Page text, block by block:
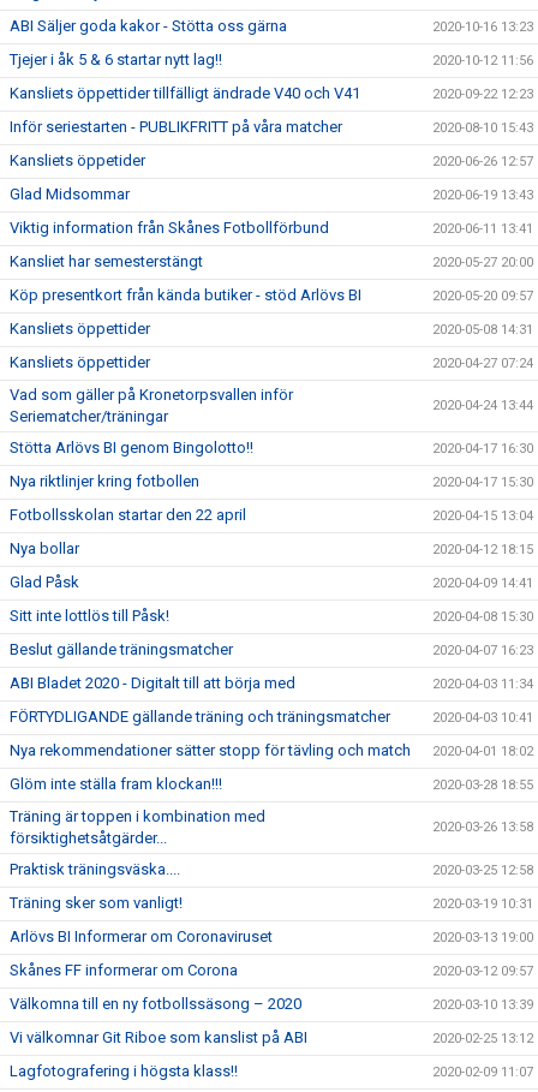
ABI Säljer goda kakor - Stötta oss gärna 2020-10-16 13:23
Tjejer i åk 5 & 6 startar nytt lag!! 2020-10-12 11:56
Kansliets öppettider tillfälligt ändrade V40 och V41 2020-09-22 12:23
Inför seriestarten - PUBLIKFRITT på våra matcher 2020-08-10 15:43
Kansliets öppetider 2020-06-26 12:57
Glad Midsommar 2020-06-19 13:43
Viktig information från Skånes Fotbollförbund 2020-06-11 13:41
Kansliet har semesterstängt 2020-05-27 20:00
Köp presentkort från kända butiker - stöd Arlövs BI 2020-05-20 09:57
Kansliets öppettider 2020-05-08 14:31
Kansliets öppettider 2020-04-27 07:24
Vad som gäller på Kronetorpsvallen inför
Seriematcher/träningar
2020-04-24 13:44
Stötta Arlövs BI genom Bingolotto!! 2020-04-17 16:30
Nya riktlinjer kring fotbollen 2020-04-17 15:30
Fotbollsskolan startar den 22 april 2020-04-15 13:04
Nya bollar 2020-04-12 18:15
Glad Påsk 2020-04-09 14:41
Sitt inte lottlös till Påsk! 2020-04-08 15:30
Beslut gällande träningsmatcher 2020-04-07 16:23
ABI Bladet 2020 - Digitalt till att börja med 2020-04-03 11:34
FÖRTYDLIGANDE gällande träning och träningsmatcher 2020-04-03 10:41
Nya rekommendationer sätter stopp för tävling och match 2020-04-01 18:02
Glöm inte ställa fram klockan!!! 2020-03-28 18:55
Träning är toppen i kombination med
försiktighetsåtgärder...
2020-03-26 13:58
Praktisk träningsväska.... 2020-03-25 12:58
Träning sker som vanligt! 2020-03-19 10:31
Arlövs BI Informerar om Coronaviruset 2020-03-13 19:00
Skånes FF informerar om Corona 2020-03-12 09:57
Välkomna till en ny fotbollssäsong – 2020 2020-03-10 13:39
Vi välkomnar Git Riboe som kanslist på ABI 2020-02-25 13:12
Lagfotografering i högsta klass!! 2020-02-09 11:07